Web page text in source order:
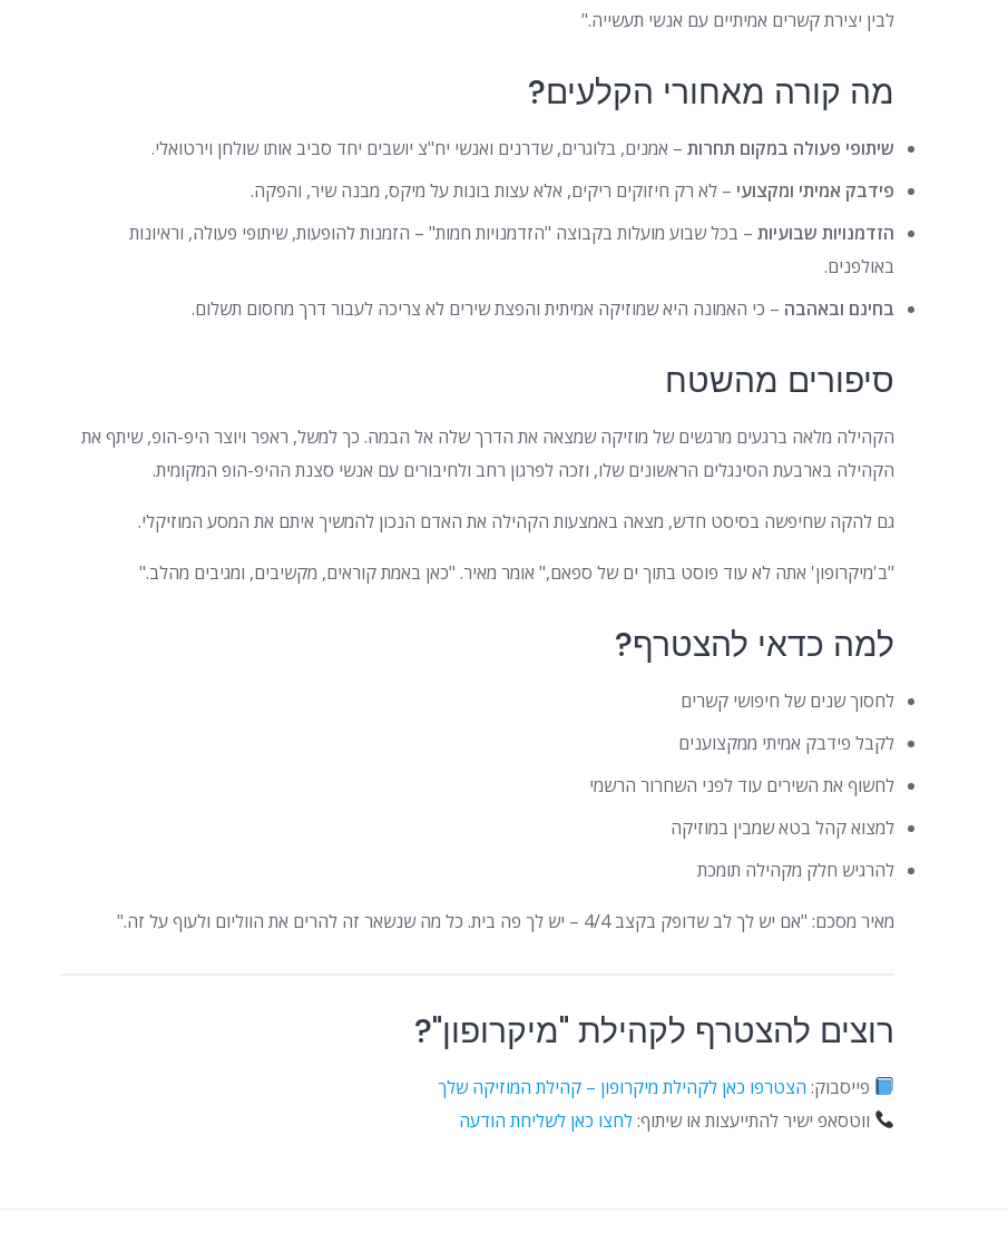
לבין יצירת קשרים אמיתיים עם אנשי תעשייה."
מה קורה מאחורי הקלעים?
שיתופי פעולה במקום תחרות – אמנים, בלוגרים, שדרנים ואנשי יח"צ יושבים יחד סביב אותו שולחן וירטואלי.
פידבק אמיתי ומקצועי – לא רק חיזוקים ריקים, אלא עצות בונות על מיקס, מבנה שיר, והפקה.
הזדמנויות שבועיות – בכל שבוע מועלות בקבוצה "הזדמנויות חמות" – הזמנות להופעות, שיתופי פעולה, וראיונות
באולפנים.
בחינם ובאהבה – כי האמונה היא שמוזיקה אמיתית והפצת שירים לא צריכה לעבור דרך מחסום תשלום.
סיפורים מהשטח
הקהילה מלאה ברגעים מרגשים של מוזיקה שמצאה את הדרך שלה אל הבמה. כך למשל, ראפר ויוצר היפ-הופ, שיתף את
הקהילה בארבעת הסינגלים הראשונים שלו, וזכה לפרגון רחב ולחיבורים עם אנשי סצנת ההיפ-הופ המקומית.
גם להקה שחיפשה בסיסט חדש, מצאה באמצעות הקהילה את האדם הנכון להמשיך איתם את המסע המוזיקלי.
"ב'מיקרופון' אתה לא עוד פוסט בתוך ים של ספאם," אומר מאיר. "כאן באמת קוראים, מקשיבים, ומגיבים מהלב."
למה כדאי להצטרף?
לחסוך שנים של חיפושי קשרים
לקבל פידבק אמיתי ממקצוענים
לחשוף את השירים עוד לפני השחרור הרשמי
למצוא קהל בטא שמבין במוזיקה
להרגיש חלק מקהילה תומכת
מאיר מסכם: "אם יש לך לב שדופק בקצב 4/4 – יש לך פה בית. כל מה שנשאר זה להרים את הווליום ולעוף על זה."
רוצים להצטרף לקהילת "מיקרופון"?
פייסבוק: הצטרפו כאן לקהילת מיקרופון – קהילת המוזיקה שלך
ווטסאפ ישיר להתייעצות או שיתוף:לחצו כאן לשליחת הודעה